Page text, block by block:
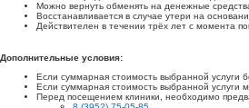
Можно вернуть обменять на денежные
Восстанавливается в случае утери на
Действителен в течении трёх лет с момента
Дополнительные условия:
Если суммарная стоимость выбранной услуги
Если суммарная стоимость выбранной
Перед посещением клиники, необходимо